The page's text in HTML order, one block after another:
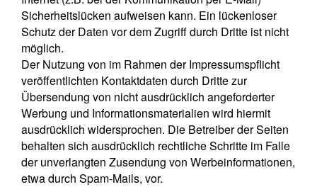
Sicherheitslücken aufweisen kann. Ein lückenloser
Schutz der Daten vor dem Zugriff durch Dritte ist nicht
möglich.
Der Nutzung von im Rahmen der Impressumspflicht
veröffentlichten Kontaktdaten durch Dritte zur
Übersendung von nicht ausdrücklich angeforderter
Werbung und Informationsmaterialien wird hiermit
ausdrücklich widersprochen. Die Betreiber der Seiten
behalten sich ausdrücklich rechtliche Schritte im Falle
der unverlangten Zusendung von Werbeinformationen,
etwa durch Spam-Mails, vor.